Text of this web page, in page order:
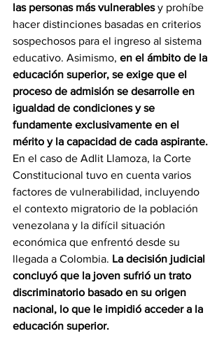
las personas más vulnerables y prohíbe
hacer distinciones basadas en criterios
sospechosos para el ingreso al sistema
educativo. Asimismo, en el ámbito de la
educación superior, se exige que el
proceso de admisión se desarrolle en
igualdad de condiciones y se
fundamente exclusivamente en el
mérito y la capacidad de cada aspirante.
En el caso de Adlit Llamoza, la Corte
Constitucional tuvo en cuenta varios
factores de vulnerabilidad, incluyendo
el contexto migratorio de la población
venezolana y la difícil situación
económica que enfrentó desde su
llegada a Colombia. La decisión judicial
concluyó que la joven sufrió un trato
discriminatorio basado en su origen
nacional, lo que le impidió acceder a la
educación superior.